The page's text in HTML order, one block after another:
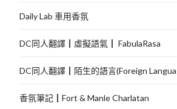
Daily Lab 車用香氛
DC同人翻譯┃虛擬語氣┃ FabulaRasa
DC同人翻譯┃陌生的語言(Foreign
香氛筆記┃Fort & Manle Charlatan